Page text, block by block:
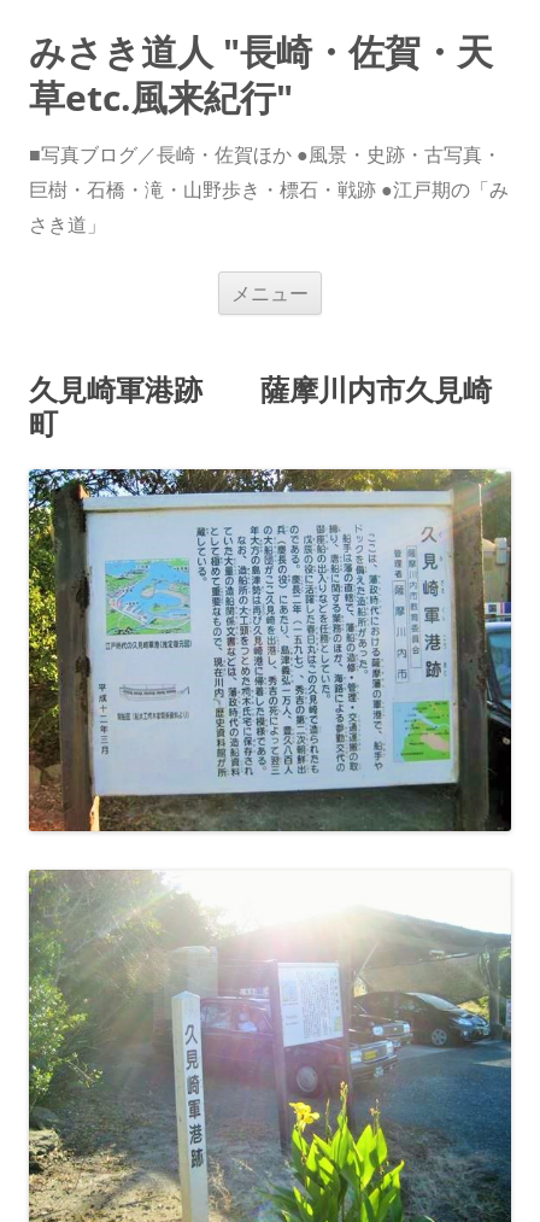
みさき道人 "長崎・佐賀・天
草etc.風来紀行"
■写真ブログ／長崎・佐賀ほか ●風景・史跡・古写真・
巨樹・石橋・滝・山野歩き・標石・戦跡 ●江戸期の「み
さき道」
メニュー
ス
キ
久見崎軍港跡 薩摩川内市久見崎
町